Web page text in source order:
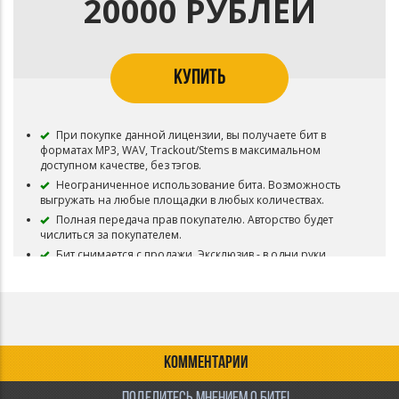
20000 РУБЛЕЙ
КУПИТЬ
При покупке данной лицензии, вы получаете бит в
форматах MP3, WAV, Trackout/Stems в максимальном
доступном качестве, без тэгов.
Неограниченное использование бита. Возможность
выгружать на любые площадки в любых количествах.
Полная передача прав покупателю. Авторство будет
числиться за покупателем.
Бит снимается с продажи. Эксклюзив - в одни руки
КОММЕНТАРИИ